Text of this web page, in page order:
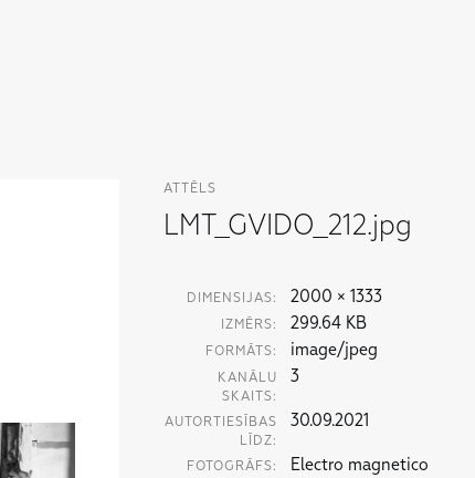
ATTĒLS
LMT_GVIDO_212.jpg
DIMENSIJAS: 2000 × 1333
IZMĒRS: 299.64 KB
FORMĀTS: image/jpeg
KANĀLU
SKAITS:
3
AUTORTIESĪBAS
LĪDZ:
30.09.2021
FOTOGRĀFS: Electro magnetico